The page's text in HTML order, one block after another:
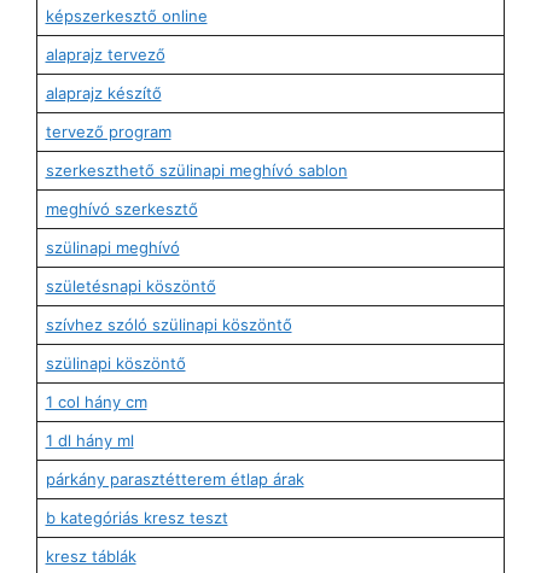
képszerkesztő online
alaprajz tervező
alaprajz készítő
tervező program
szerkeszthető szülinapi meghívó sablon
meghívó szerkesztő
szülinapi meghívó
születésnapi köszöntő
szívhez szóló szülinapi köszöntő
szülinapi köszöntő
1 col hány cm
1 dl hány ml
párkány parasztétterem étlap árak
b kategóriás kresz teszt
kresz táblák